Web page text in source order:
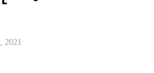
2021